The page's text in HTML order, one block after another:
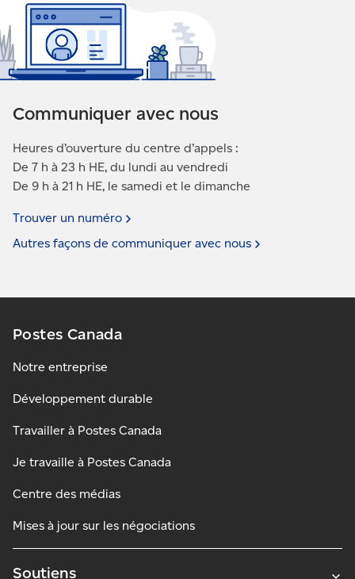
Communiquer avec nous
Heures d’ouverture du centre d’appels :
De 7 h à 23 h HE, du lundi au vendredi
De 9 h à 21 h HE, le samedi et le dimanche
Trouver un numéro
Autres façons de communiquer avec nous
Postes Canada
Notre entreprise
Développement durable
Travailler à Postes Canada
Je travaille à Postes Canada
Centre des médias
Mises à jour sur les négociations
Soutiens